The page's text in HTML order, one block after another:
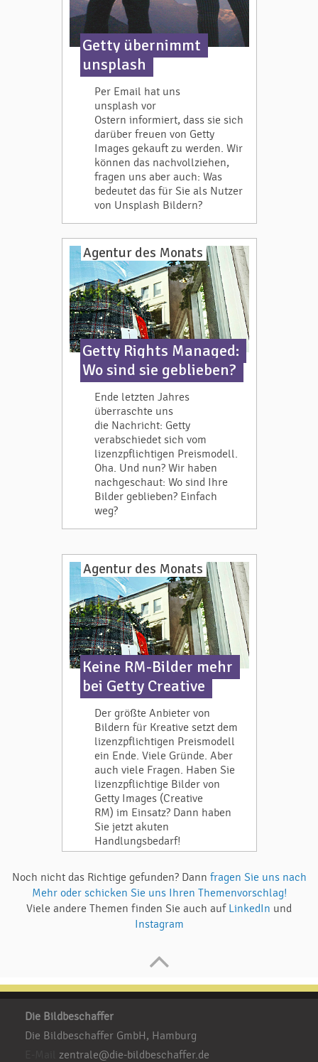
Getty übernimmt
unsplash
Per Email hat uns
unsplash vor
Ostern informiert, dass sie sich
darüber freuen von Getty
Images gekauft zu werden. Wir
können das nachvollziehen,
fragen uns aber auch: Was
bedeutet das für Sie als Nutzer
von Unsplash Bildern?
Agentur des Monats
Getty Rights Managed:
Wo sind sie geblieben?
Ende letzten Jahres
überraschte uns
die Nachricht: Getty
verabschiedet sich vom
lizenzpflichtigen Preismodell.
Oha. Und nun? Wir haben
nachgeschaut: Wo sind Ihre
Bilder geblieben? Einfach
weg?
Agentur des Monats
Keine RM-Bilder mehr
bei Getty Creative
Der größte Anbieter von
Bildern für Kreative setzt dem
lizenzpflichtigen Preismodell
ein Ende. Viele Gründe. Aber
auch viele Fragen. Haben Sie
lizenzpflichtige Bilder von
Getty Images (Creative
RM) im Einsatz? Dann haben
Sie jetzt akuten
Handlungsbedarf!
Noch nicht das Richtige gefunden? Dann fragen Sie uns nach
Mehr oder schicken Sie uns Ihren Themenvorschlag!
Viele andere Themen finden Sie auch auf LinkedIn und
Instagram
Die Bildbeschaffer
Die Bildbeschaffer GmbH, Hamburg
zentrale@die-bildbeschaffer.de